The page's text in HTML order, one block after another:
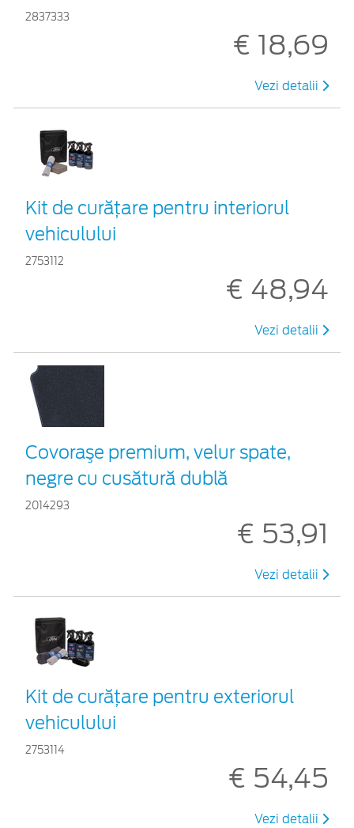
2837333
€ 18,69
Vezi detalii
Kit de curățare pentru interiorul
vehiculului
2753112
€ 48,94
Vezi detalii
Covoraşe premium, velur spate,
negre cu cusătură dublă
2014293
€ 53,91
Vezi detalii
Kit de curățare pentru exteriorul
vehiculului
2753114
€ 54,45
Vezi detalii